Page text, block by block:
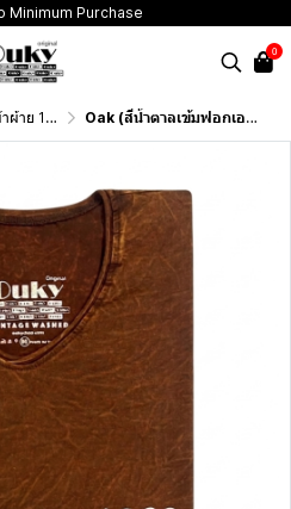
Minimum Purchase
0
Washed Cotton 100%) Oak (สีน้ำตาลเข้มฟอกเอซิด) ผลิตจากผ้าฝ้าย 100% ให้ความรู้สึกนุ่มฟู เบาสบาย